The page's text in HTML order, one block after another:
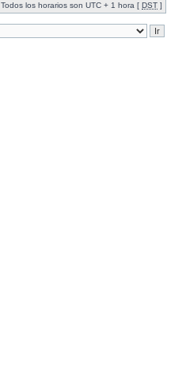
Todos los horarios son UTC + 1 hora [ DST ]